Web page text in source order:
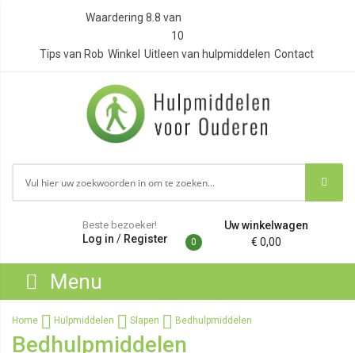
Waardering 8.8 van
10
Tips van Rob Winkel Uitleen van hulpmiddelen Contact
Beste bezoeker!
Log in / Register
Uw winkelwagen
0 € 0,00
Menu
Home Hulpmiddelen Slapen Bedhulpmiddelen
Bedhulpmiddelen